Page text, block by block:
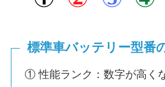
標準車バッテリー型番
① 性能ランク：数字が高く